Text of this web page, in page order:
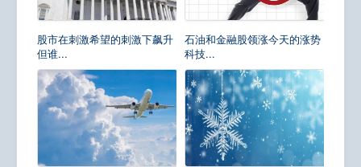
股市在刺激希望的刺激下飙升
但谁...
石油和金融股领涨今天的涨势
科技...